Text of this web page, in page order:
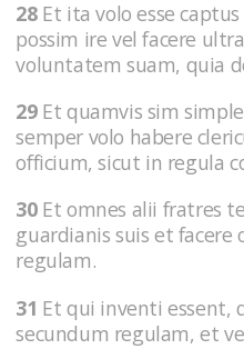
28Et ita volo esse
possim ire vel facere
voluntatem suam, quia
29Et quamvis sim
semper volo habere
officium, sicut in regula
30Et omnes alii fratres
guardianis suis et facere
regulam.
31 Et qui inventi essent,
secundum regulam, et